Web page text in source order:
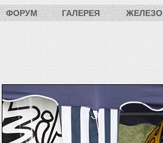
ФОРУМ ГАЛЕРЕЯ ЖЕЛЕЗО